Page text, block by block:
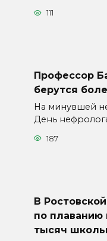
111
Профессор
берутся
На минувшей
День
187
В
по плаванию
тысяч